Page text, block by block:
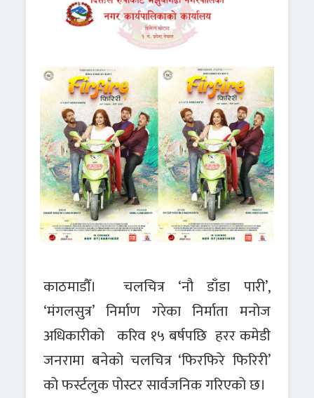
काठमाडौँ। चलचित्र ‘नौ डाँडा पारी’,
‘मंगलसुत्र’ निर्माण गरेका निर्माता मनोज
अधिकारीको करिव १५ बर्षपछि हरर कमेडी
जनरामा बनेको चलचित्र ‘फिरफिरे फिरिरी’
को फर्स्टलुक पोस्टर सार्वजनिक गरिएको छ।